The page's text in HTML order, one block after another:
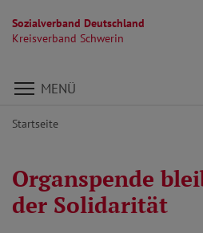
Sozialverband Deutschland
Kreisverband Schwerin
Direkt zu den Inhalten springen
MENÜ
Startseite
Organspende
der Solidarität